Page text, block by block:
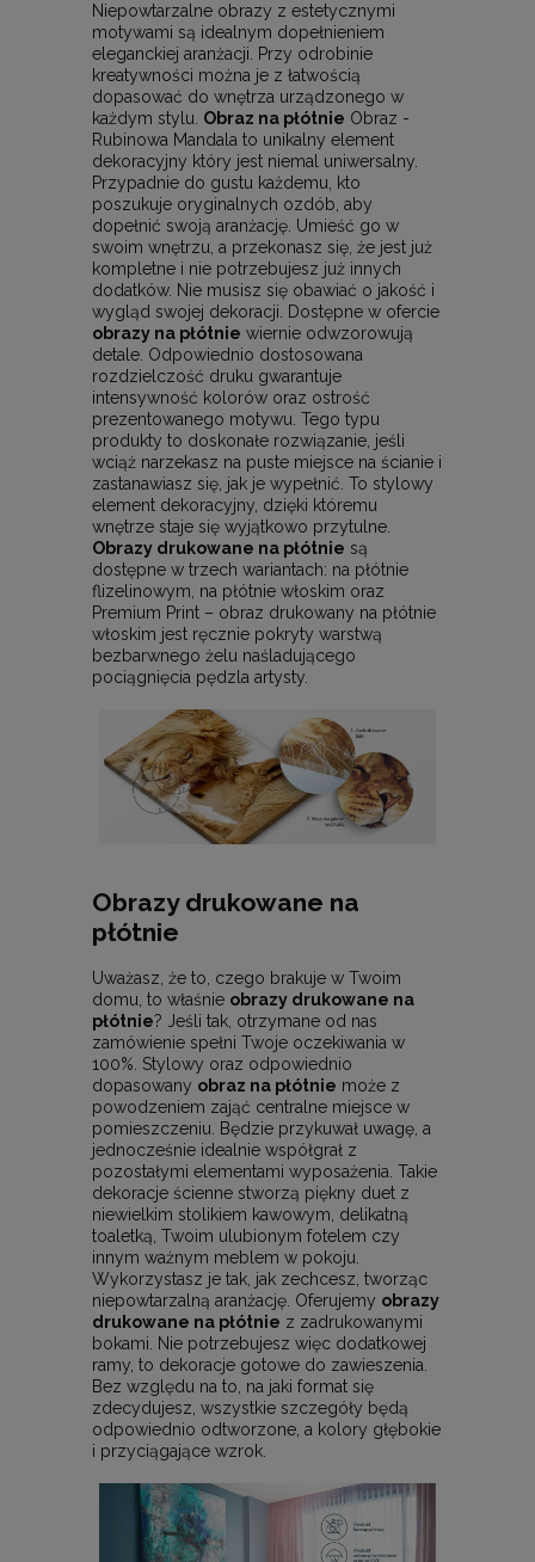
Niepowtarzalne obrazy z estetycznymi
motywami są idealnym dopełnieniem
eleganckiej aranżacji. Przy odrobinie
kreatywności można je z łatwością
dopasować do wnętrza urządzonego w
każdym stylu. Obraz na płótnie Obraz -
Rubinowa Mandala to unikalny element
dekoracyjny który jest niemal uniwersalny.
Przypadnie do gustu każdemu, kto
poszukuje oryginalnych ozdób, aby
dopełnić swoją aranżację. Umieść go w
swoim wnętrzu, a przekonasz się, że jest już
kompletne i nie potrzebujesz już innych
dodatków. Nie musisz się obawiać o jakość i
wygląd swojej dekoracji. Dostępne w ofercie
obrazy na płótnie wiernie odwzorowują
detale. Odpowiednio dostosowana
rozdzielczość druku gwarantuje
intensywność kolorów oraz ostrość
prezentowanego motywu. Tego typu
produkty to doskonałe rozwiązanie, jeśli
wciąż narzekasz na puste miejsce na ścianie i
zastanawiasz się, jak je wypełnić. To stylowy
element dekoracyjny, dzięki któremu
wnętrze staje się wyjątkowo przytulne.
Obrazy drukowane na płótnie są
dostępne w trzech wariantach: na płótnie
flizelinowym, na płótnie włoskim oraz
Premium Print – obraz drukowany na płótnie
włoskim jest ręcznie pokryty warstwą
bezbarwnego żelu naśladującego
pociągnięcia pędzla artysty.
Obrazy drukowane na
płótnie
Uważasz, że to, czego brakuje w Twoim
domu, to właśnie obrazy drukowane na
płótnie? Jeśli tak, otrzymane od nas
zamówienie spełni Twoje oczekiwania w
100%. Stylowy oraz odpowiednio
dopasowany obraz na płótnie może z
powodzeniem zająć centralne miejsce w
pomieszczeniu. Będzie przykuwał uwagę, a
jednocześnie idealnie współgrał z
pozostałymi elementami wyposażenia. Takie
dekoracje ścienne stworzą piękny duet z
niewielkim stolikiem kawowym, delikatną
toaletką, Twoim ulubionym fotelem czy
innym ważnym meblem w pokoju.
Wykorzystasz je tak, jak zechcesz, tworząc
niepowtarzalną aranżację. Oferujemy obrazy
drukowane na płótnie z zadrukowanymi
bokami. Nie potrzebujesz więc dodatkowej
ramy, to dekoracje gotowe do zawieszenia.
Bez względu na to, na jaki format się
zdecydujesz, wszystkie szczegóły będą
odpowiednio odtworzone, a kolory głębokie
i przyciągające wzrok.